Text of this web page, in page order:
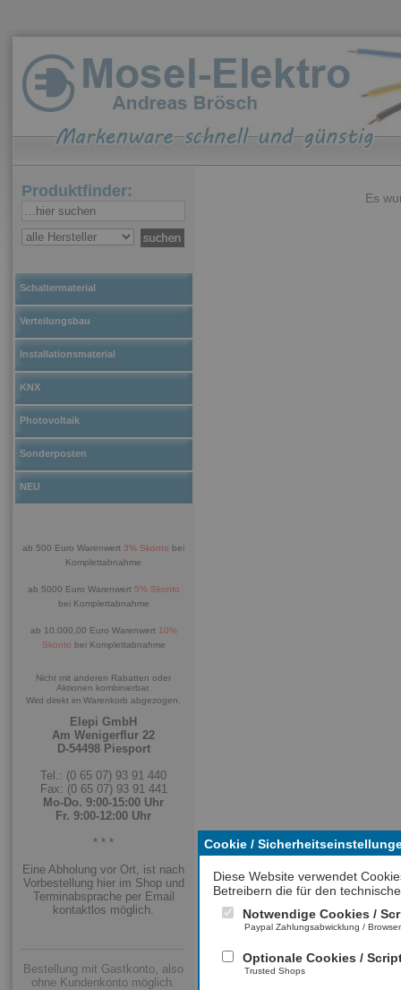
Cookie /
Diese Website verwendet
Betreibern die für den
Notwendige Cookies /
Paypal Zahlungsabwicklung /
Optionale Cookies /
Trusted Shops
Produktfinder:
Schaltermaterial
Verteilungsbau
Installationsmaterial
KNX
Photovoltaik
Sonderposten
NEU
ab 500 Euro Warenwert 3% Skonto bei
Komplettabnahme
ab 5000 Euro Warenwert 5% Skonto
bei Komplettabnahme
ab 10.000,00 Euro Warenwert 10%
Skonto bei Komplettabnahme
Nicht mit anderen Rabatten oder
Aktionen kombinierbar.
Wird direkt im Warenkorb abgezogen.
Elepi GmbH
Am Wenigerflur 22
D-54498 Piesport
Tel.: (0 65 07) 93 91 440
Fax: (0 65 07) 93 91 441
Mo-Do. 9:00-15:00 Uhr
Fr. 9:00-12:00 Uhr
* * *
Eine Abholung vor Ort, ist nach
Vorbestellung hier im Shop und
Terminabsprache per Email
kontaktlos möglich.
Bestellung mit Gastkonto, also
ohne Kundenkonto möglich.
Es